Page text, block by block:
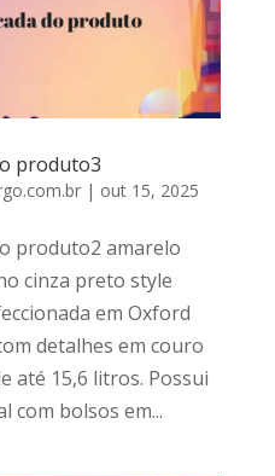
produto3
| out 15, 2025
produto2 amarelo
cinza preto style
em Oxford
detalhes em couro
até 15,6 litros. Possui
com bolsos em...